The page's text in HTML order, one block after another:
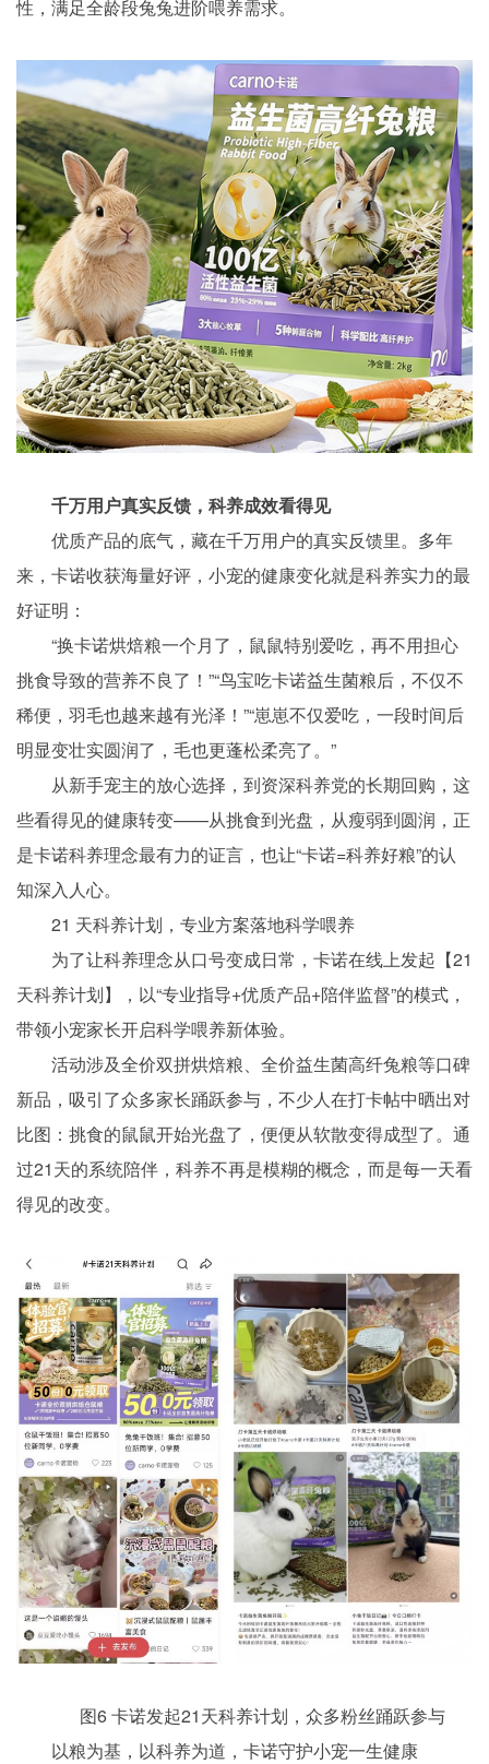
性，满足全龄段兔兔进阶喂养需求。
千万用户真实反馈，科养成效看得见
优质产品的底气，藏在千万用户的真实反馈里。多年
来，卡诺收获海量好评，小宠的健康变化就是科养实力的最
好证明：
“换卡诺烘焙粮一个月了，鼠鼠特别爱吃，再不用担心
挑食导致的营养不良了！”“鸟宝吃卡诺益生菌粮后，不仅不
稀便，羽毛也越来越有光泽！”“崽崽不仅爱吃，一段时间后
明显变壮实圆润了，毛也更蓬松柔亮了。”
从新手宠主的放心选择，到资深科养党的长期回购，这
些看得见的健康转变——从挑食到光盘，从瘦弱到圆润，正
是卡诺科养理念最有力的证言，也让“卡诺=科养好粮”的认
知深入人心。
21 天科养计划，专业方案落地科学喂养
为了让科养理念从口号变成日常，卡诺在线上发起【21
天科养计划】，以“专业指导+优质产品+陪伴监督”的模式，
带领小宠家长开启科学喂养新体验。
活动涉及全价双拼烘焙粮、全价益生菌高纤兔粮等口碑
新品，吸引了众多家长踊跃参与，不少人在打卡帖中晒出对
比图：挑食的鼠鼠开始光盘了，便便从软散变得成型了。通
过21天的系统陪伴，科养不再是模糊的概念，而是每一天看
得见的改变。
图6 卡诺发起21天科养计划，众多粉丝踊跃参与
以粮为基，以科养为道，卡诺守护小宠一生健康